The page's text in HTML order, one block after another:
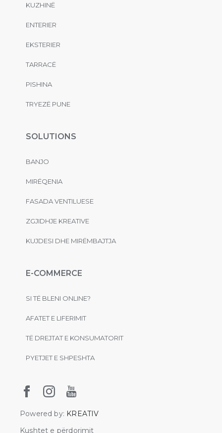
KUZHINË
ENTERIER
EKSTERIER
TARRACË
PISHINA
TRYEZË PUNE
SOLUTIONS
BANJO
MIRËQENIA
FASADA VENTILUESE
ZGJIDHJE KREATIVE
KUJDESI DHE MIRËMBAJTJA
E-COMMERCE
SI TË BLENI ONLINE?
AFATET E LIFERIMIT
TË DREJTAT E KONSUMATORIT
PYETJET E SHPESHTA
Powered by: KREATIV
Kushtet e përdorimit